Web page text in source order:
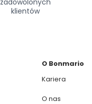
klientów
O Bonmario
Kariera
O nas